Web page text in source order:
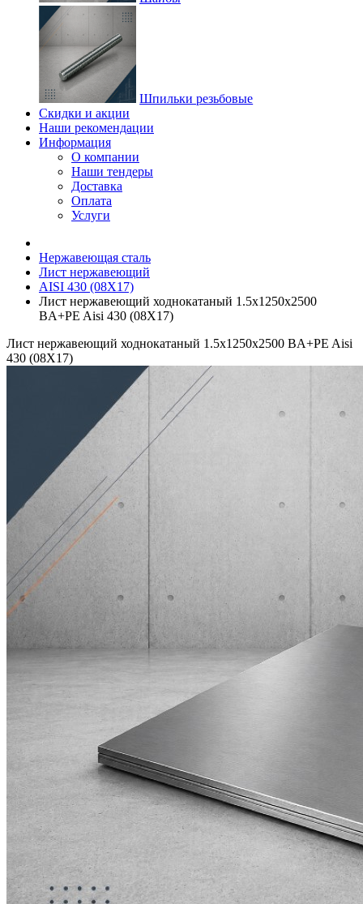
Шпильки резьбовые
Скидки и акции
Наши рекомендации
Информация
О компании
Наши тендеры
Доставка
Оплата
Услуги
Нержавеющая сталь
Лист нержавеющий
AISI 430 (08Х17)
Лист нержавеющий ходнокатаный 1.5х1250х2500
BA+PE Aisi 430 (08Х17)
Лист нержавеющий ходнокатаный 1.5х1250х2500 BA+PE Aisi
430 (08Х17)